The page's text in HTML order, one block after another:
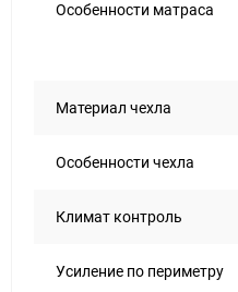
Особенности матраса
Материал чехла
Особенности чехла
Климат контроль
Усиление по периметру